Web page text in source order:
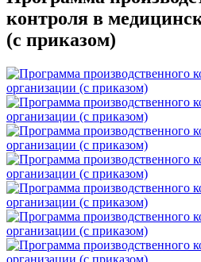
контроля в
(с приказом)